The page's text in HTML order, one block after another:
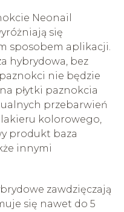
Neonail
się
sposobem aplikacji.
hybrydowa, bez
nie będzie
płytki paznokcia
przebarwień
kolorowego,
produkt baza
innymi
zawdzięczają
się nawet do 5